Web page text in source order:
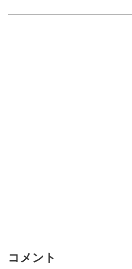
コメント